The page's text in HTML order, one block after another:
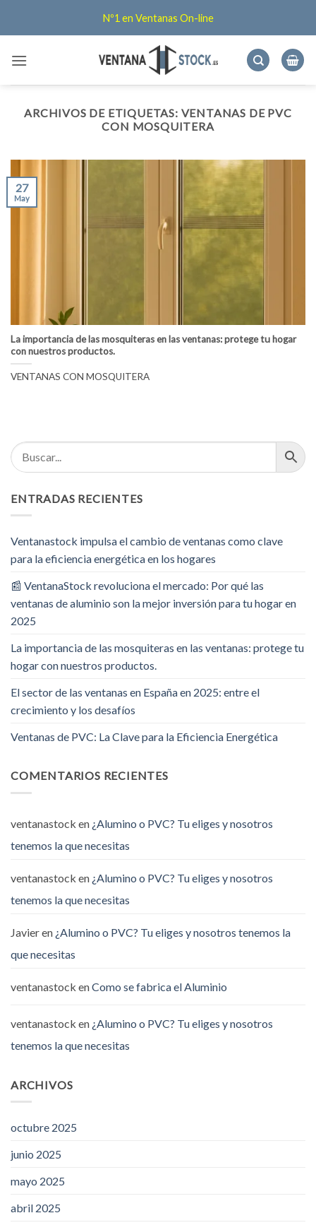
Nº1 en Ventanas On-line
ARCHIVOS DE ETIQUETAS: VENTANAS DE PVC
CON MOSQUITERA
La importancia de las mosquiteras en las ventanas: protege tu hogar
con nuestros productos.
VENTANAS CON MOSQUITERA
27
May
ENTRADAS RECIENTES
Ventanastock impulsa el cambio de ventanas como clave
para la eficiencia energética en los hogares
📰 VentanaStock revoluciona el mercado: Por qué las
ventanas de aluminio son la mejor inversión para tu hogar en
2025
La importancia de las mosquiteras en las ventanas: protege tu
hogar con nuestros productos.
El sector de las ventanas en España en 2025: entre el
crecimiento y los desafíos
Ventanas de PVC: La Clave para la Eficiencia Energética
COMENTARIOS RECIENTES
ventanastock en ¿Alumino o PVC? Tu eliges y nosotros
tenemos la que necesitas
ventanastock en ¿Alumino o PVC? Tu eliges y nosotros
tenemos la que necesitas
Javieren ¿Alumino o PVC? Tu eliges y nosotros tenemos la
que necesitas
ventanastock enComo se fabrica el Aluminio
ventanastock en ¿Alumino o PVC? Tu eliges y nosotros
tenemos la que necesitas
ARCHIVOS
octubre 2025
junio 2025
mayo 2025
abril 2025